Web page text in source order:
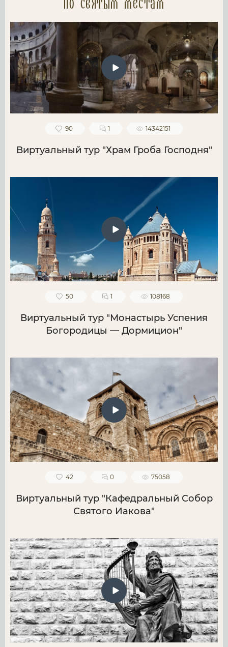
по святым местам
90 1 14342151
Виртуальный тур "Храм Гроба Господня"
50 1 108168
Виртуальный тур "Монастырь Успения
Богородицы — Дормицион"
42 0 75058
Виртуальный тур "Кафедральный Собор
Святого Иакова"